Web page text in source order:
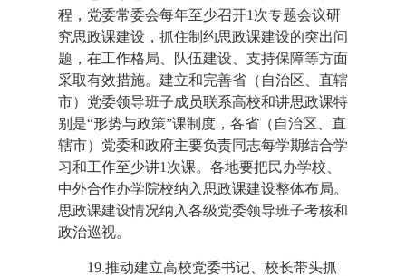
程，党委常委会每年至少召开1次专题会议研
究思政课建设，抓住制约思政课建设的突出问
题，在工作格局、队伍建设、支持保障等方面
采取有效措施。建立和完善省（自治区、直辖
市）党委领导班子成员联系高校和讲思政课特
别是“形势与政策”课制度，各省（自治区、直
辖市）党委和政府主要负责同志每学期结合学
习和工作至少讲1次课。各地要把民办学校、
中外合作办学院校纳入思政课建设整体布局。
思政课建设情况纳入各级党委领导班子考核和
政治巡视。
19.推动建立高校党委书记、校长带头抓